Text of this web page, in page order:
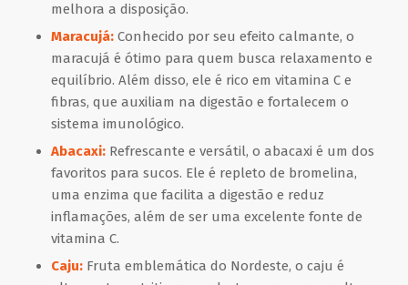
melhora a disposição.
Maracujá:Conhecido por seu efeito calmante, o
maracujá é ótimo para quem busca relaxamento e
equilíbrio. Além disso, ele é rico em vitamina C e
fibras, que auxiliam na digestão e fortalecem o
sistema imunológico.
Abacaxi:Refrescante e versátil, o abacaxi é um dos
favoritos para sucos. Ele é repleto de bromelina,
uma enzima que facilita a digestão e reduz
inflamações, além de ser uma excelente fonte de
vitamina C.
Caju:Fruta emblemática do Nordeste, o caju é